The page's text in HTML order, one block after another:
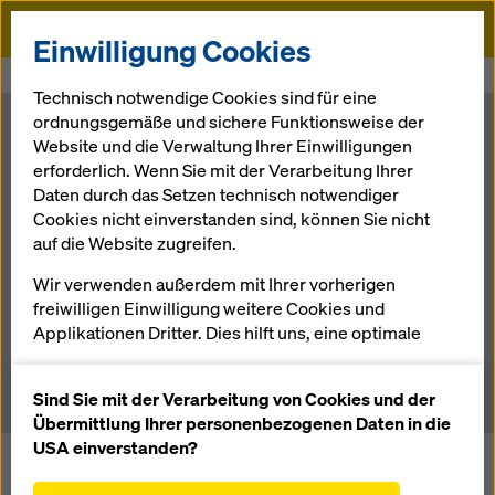
Doka
Newsroom
Automatisierter
Taktkeller
03.04.2012 |Deutsche Doka
Einwilligung Cookies
Technisch notwendige Cookies sind für eine
ordnungsgemäße und sichere Funktionsweise der
Website und die Verwaltung Ihrer Einwilligungen
erforderlich. Wenn Sie mit der Verarbeitung Ihrer
Daten durch das Setzen technisch notwendiger
Cookies nicht einverstanden sind, können Sie nicht
auf die Website zugreifen.
Wir verwenden außerdem mit Ihrer vorherigen
freiwilligen Einwilligung weitere Cookies und
Applikationen Dritter. Dies hilft uns, eine optimale
die Funktionalität unserer Website ständig zu
verbessern (Funktionale und Statistik Cookies),
Sind Sie mit der Verarbeitung von Cookies und der
Übermittlung Ihrer personenbezogenen Daten in die
USA einverstanden?